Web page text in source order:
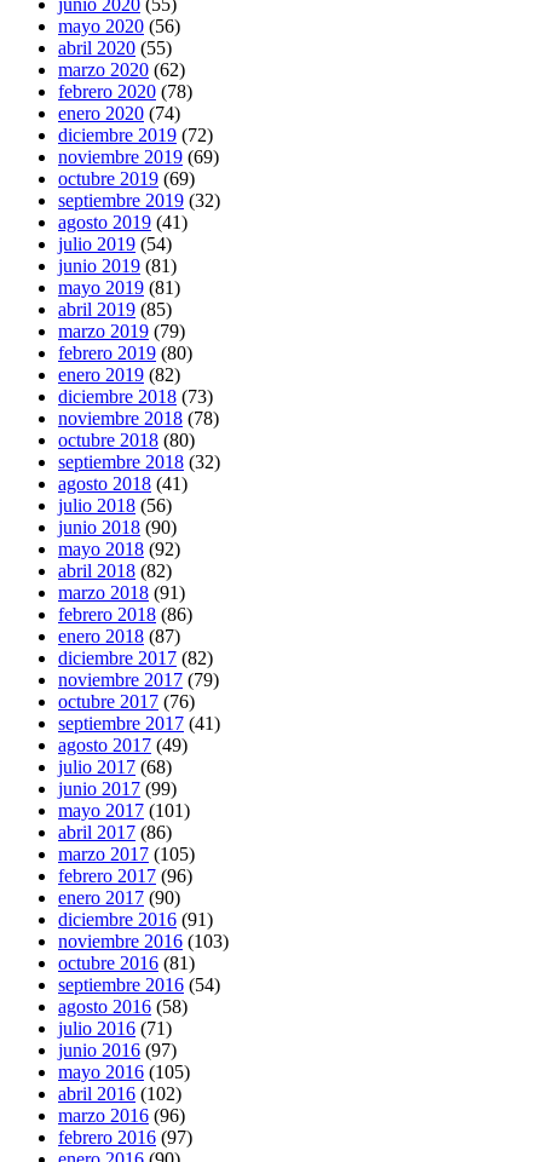
mayo 2020 (56)
abril 2020 (55)
marzo 2020 (62)
febrero 2020 (78)
enero 2020 (74)
diciembre 2019 (72)
noviembre 2019 (69)
octubre 2019 (69)
septiembre 2019 (32)
agosto 2019 (41)
julio 2019 (54)
junio 2019 (81)
mayo 2019 (81)
abril 2019 (85)
marzo 2019 (79)
febrero 2019 (80)
enero 2019 (82)
diciembre 2018 (73)
noviembre 2018 (78)
octubre 2018 (80)
septiembre 2018 (32)
agosto 2018 (41)
julio 2018 (56)
junio 2018 (90)
mayo 2018 (92)
abril 2018 (82)
marzo 2018 (91)
febrero 2018 (86)
enero 2018 (87)
diciembre 2017 (82)
noviembre 2017 (79)
octubre 2017 (76)
septiembre 2017 (41)
agosto 2017 (49)
julio 2017 (68)
junio 2017 (99)
mayo 2017 (101)
abril 2017 (86)
marzo 2017 (105)
febrero 2017 (96)
enero 2017 (90)
diciembre 2016 (91)
noviembre 2016 (103)
octubre 2016 (81)
septiembre 2016 (54)
agosto 2016 (58)
julio 2016 (71)
junio 2016 (97)
mayo 2016 (105)
abril 2016 (102)
marzo 2016 (96)
febrero 2016 (97)